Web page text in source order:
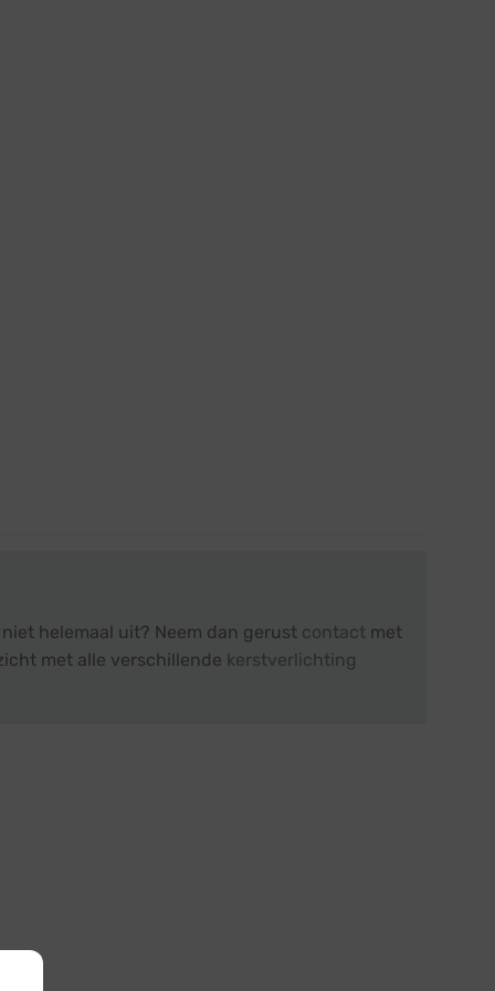
helemaal uit? Neem dan gerust contact met
met alle verschillende kerstverlichting